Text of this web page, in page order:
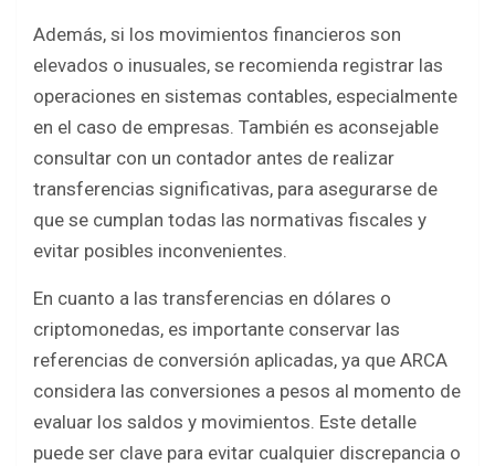
Además, si los movimientos financieros son
elevados o inusuales, se recomienda registrar las
operaciones en sistemas contables, especialmente
en el caso de empresas. También es aconsejable
consultar con un contador antes de realizar
transferencias significativas, para asegurarse de
que se cumplan todas las normativas fiscales y
evitar posibles inconvenientes.
En cuanto a las transferencias en dólares o
criptomonedas, es importante conservar las
referencias de conversión aplicadas, ya que ARCA
considera las conversiones a pesos al momento de
evaluar los saldos y movimientos. Este detalle
puede ser clave para evitar cualquier discrepancia o